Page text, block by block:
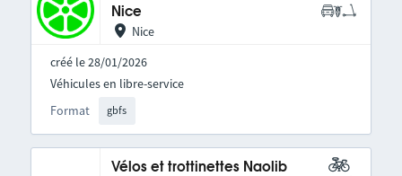
Nice
Nice
créé le 28/01/2026
Format gbfs
Véhicules en libre-service
Vélos et trottinettes Naolib